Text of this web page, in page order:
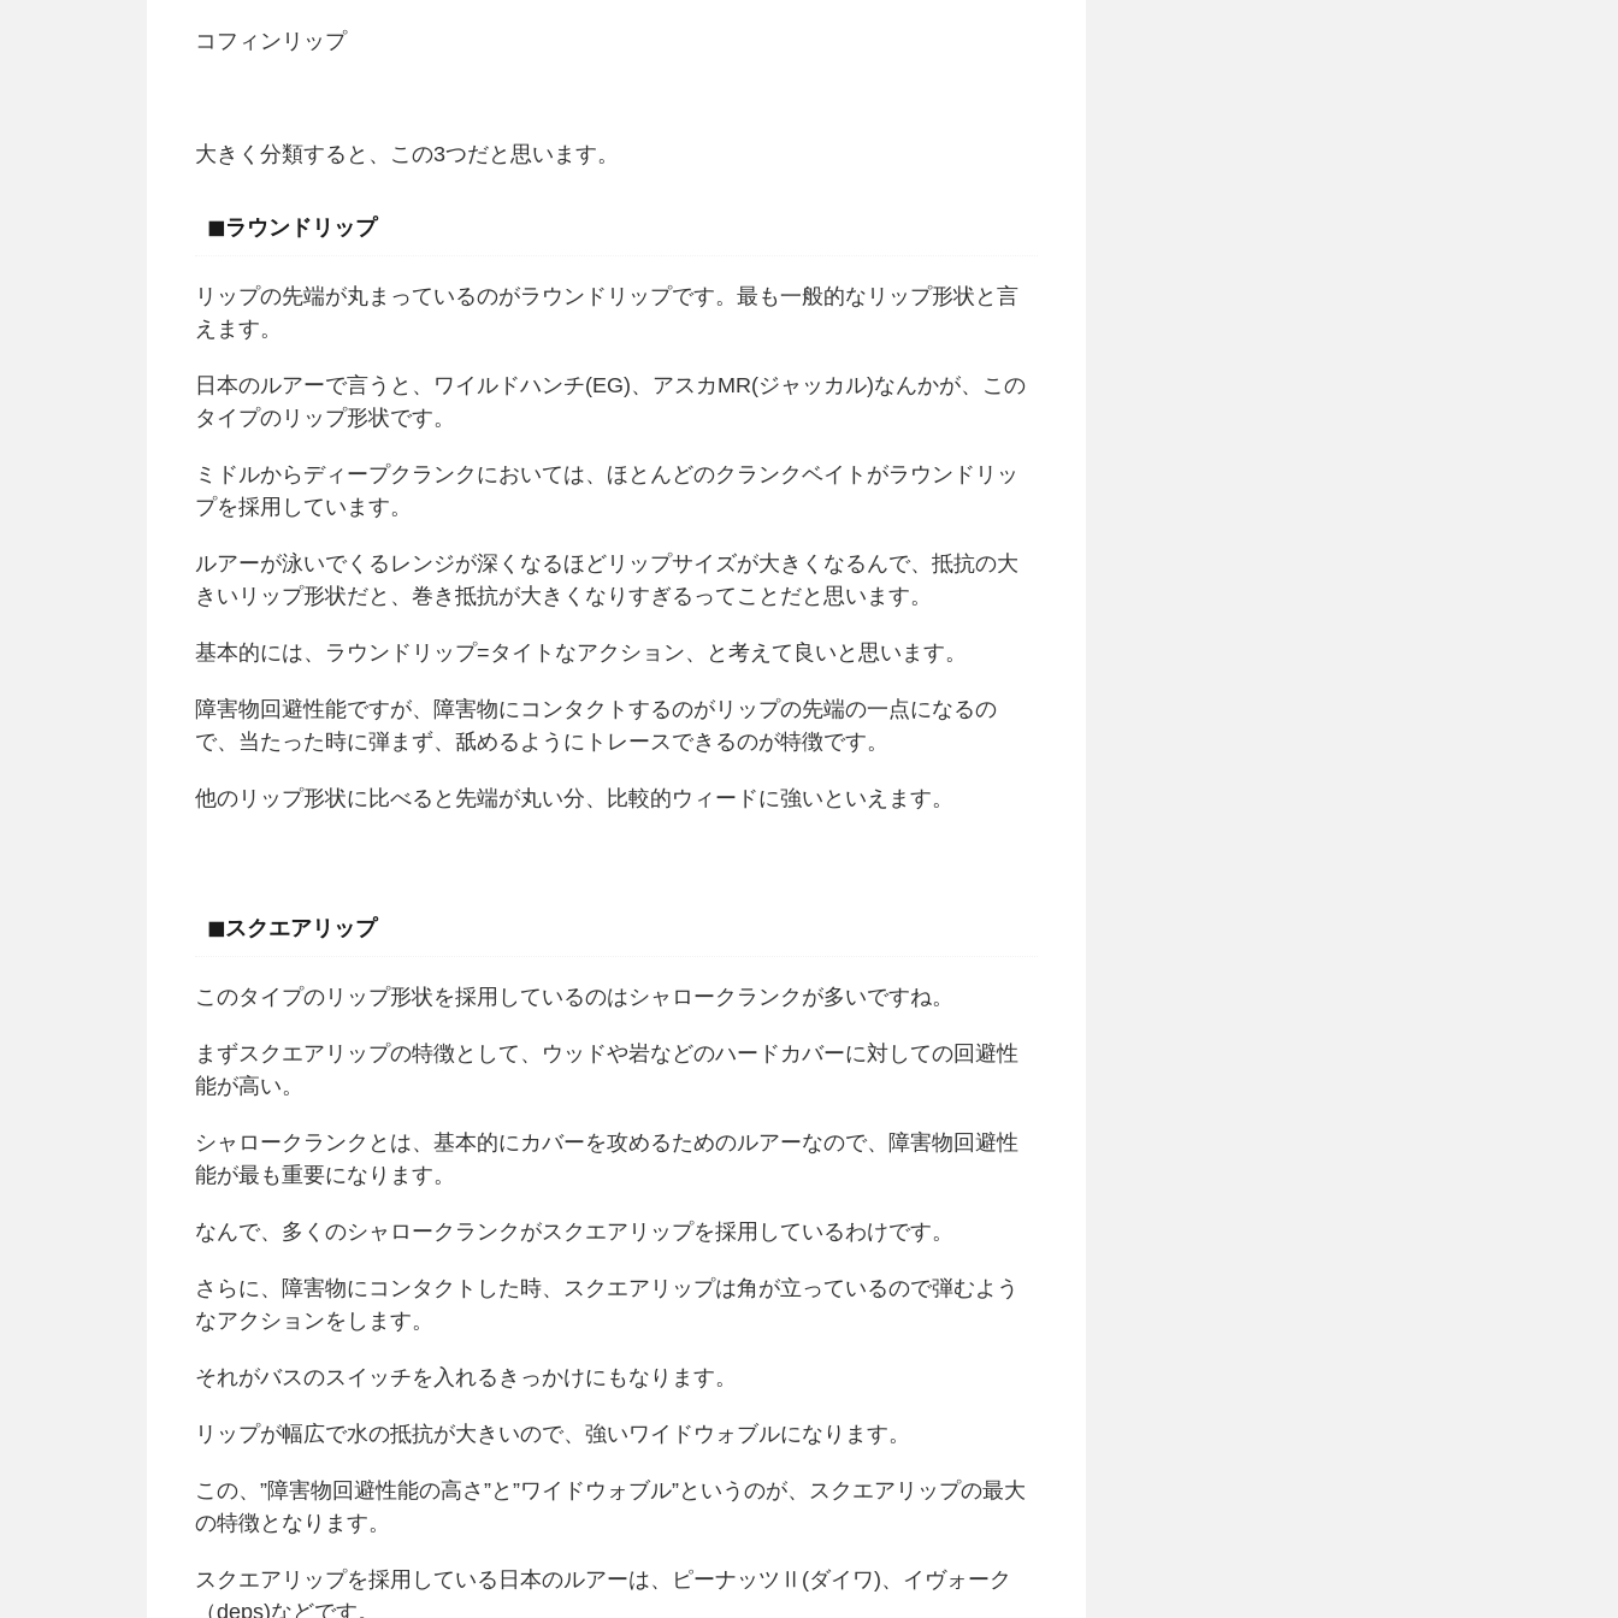
コフィンリップ
大きく分類すると、この3つだと思います。
◼︎ラウンドリップ
リップの先端が丸まっているのがラウンドリップです。最も一般的なリップ形状と言
えます。
日本のルアーで言うと、ワイルドハンチ(EG)、アスカMR(ジャッカル)なんかが、この
タイプのリップ形状です。
ミドルからディープクランクにおいては、ほとんどのクランクベイトがラウンドリッ
プを採用しています。
ルアーが泳いでくるレンジが深くなるほどリップサイズが大きくなるんで、抵抗の大
きいリップ形状だと、巻き抵抗が大きくなりすぎるってことだと思います。
基本的には、ラウンドリップ=タイトなアクション、と考えて良いと思います。
障害物回避性能ですが、障害物にコンタクトするのがリップの先端の一点になるの
で、当たった時に弾まず、舐めるようにトレースできるのが特徴です。
他のリップ形状に比べると先端が丸い分、比較的ウィードに強いといえます。
◼︎スクエアリップ
このタイプのリップ形状を採用しているのはシャロークランクが多いですね。
まずスクエアリップの特徴として、ウッドや岩などのハードカバーに対しての回避性
能が高い。
シャロークランクとは、基本的にカバーを攻めるためのルアーなので、障害物回避性
能が最も重要になります。
なんで、多くのシャロークランクがスクエアリップを採用しているわけです。
さらに、障害物にコンタクトした時、スクエアリップは角が立っているので弾むよう
なアクションをします。
それがバスのスイッチを入れるきっかけにもなります。
リップが幅広で水の抵抗が大きいので、強いワイドウォブルになります。
この、”障害物回避性能の高さ”と”ワイドウォブル”というのが、スクエアリップの最大
の特徴となります。
スクエアリップを採用している日本のルアーは、ピーナッツⅡ(ダイワ)、イヴォーク
（deps)などです。